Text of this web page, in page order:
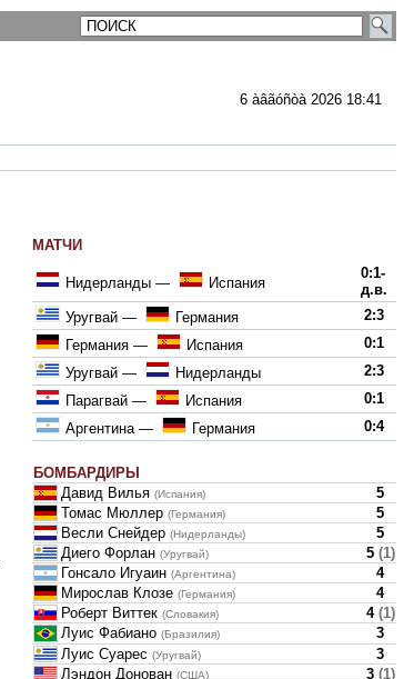
6 àâãóñòà 2026 18:41
МАТЧИ
Нидерланды — Испания
0:1-
д.в.
Уругвай — Германия
2:3
Германия — Испания
0:1
Уругвай — Нидерланды
2:3
Парагвай — Испания
0:1
Аргентина— Германия 0:4
БОМБАРДИРЫ
Давид Вилья (Испания)
5
Томас Мюллер (Германия)
5
Весли Снейдер (Нидерланды)
5
Диего Форлан (Уругвай) 5 (1)
Гонсало Игуаин (Аргентина)
4
Мирослав Клозе (Германия)
4
Роберт Виттек (Словакия) 4 (1)
Луис Фабиано (Бразилия)
3
Луис Суарес (Уругвай)
3
Лэндон Донован (США) 3 (1)